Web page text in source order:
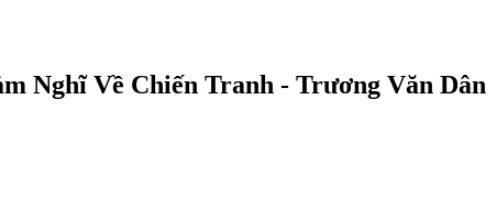
Nghĩ Về Chiến Tranh - Trương Văn Dân